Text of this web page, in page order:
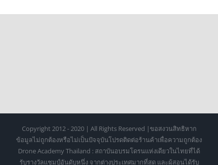
Copyright 2012 - 2020 | All Rights Reserved |ขอสงวนสิทธิหาก
ข้อมูลไม่ถูกต้องหรือไม่เป็นปัจจุบันโปรดติดต่อร้านค้าเพื่อความถูกต้อง
Drone Academy Thailand : สถาบันอบรมโดรนแห่งเดียวในไทยที่ได้
รับรางวัลแชมป์อันดับหนึ่ง จากต่างประเทศมากที่สุด และผู้สอนได้รับ